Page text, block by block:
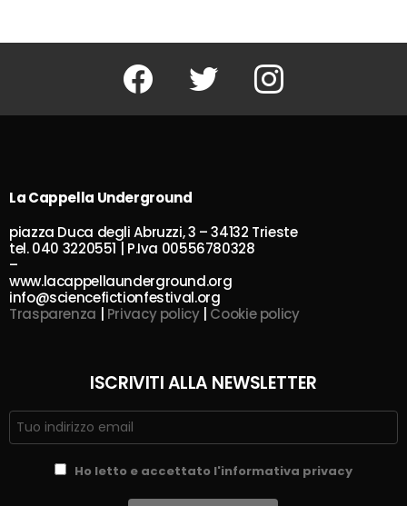
Facebook Twitter Instagram
La Cappella Underground
piazza Duca degli Abruzzi, 3 – 34132 Trieste
tel. 040 3220551 | P.Iva 00556780328
–
www.lacappellaunderground.org
info@sciencefictionfestival.org
Trasparenza
Privacy policy| Cookie policy
ISCRIVITI ALLA NEWSLETTER
Ho letto e accettato l'informativa privacy